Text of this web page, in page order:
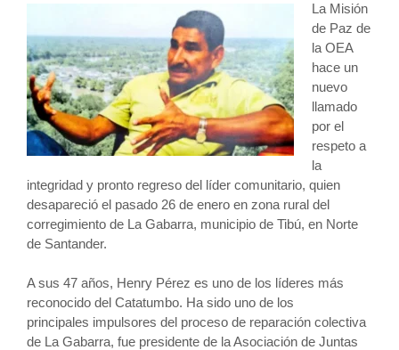
La Misión
de Paz de
la OEA
hace un
nuevo
llamado
por el
respeto a
la
integridad y pronto regreso del líder comunitario, quien
desapareció el pasado 26 de enero en zona rural del
corregimiento de La Gabarra, municipio de Tibú, en Norte
de Santander.
A sus 47 años, Henry Pérez es uno de los líderes más
reconocido del Catatumbo. Ha sido uno de los
principales impulsores del proceso de reparación colectiva
de La Gabarra, fue presidente de la Asociación de Juntas